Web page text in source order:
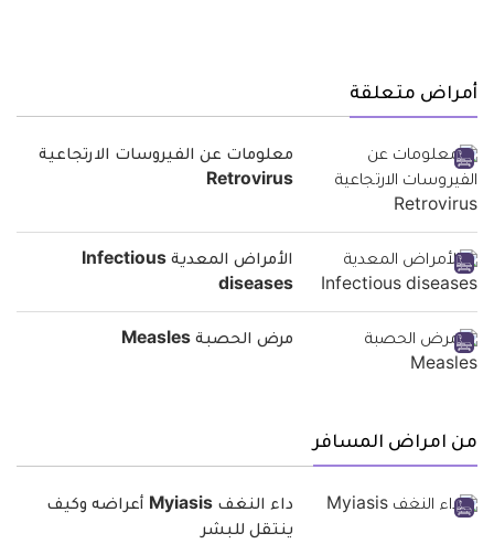
أمراض متعلقة
معلومات عن الفيروسات الارتجاعية
Retrovirus
الأمراض المعدية Infectious
diseases
مرض الحصبة Measles
من امراض المسافر
داء النغف Myiasis أعراضه وكيف
ينتقل للبشر